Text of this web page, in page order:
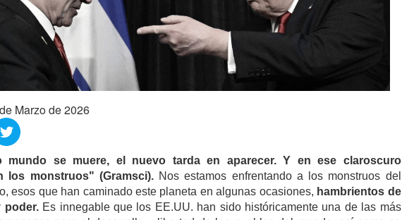
Marzo de 2026
mundo se muere, el nuevo tarda en aparecer. Y en ese claroscuro
los monstruos" (Gramsci). Nos estamos enfrentando a los monstruos del
esos que han caminado este planeta en algunas ocasiones, hambrientos de
poder. Es innegable que los EE.UU. han sido históricamente una de las más